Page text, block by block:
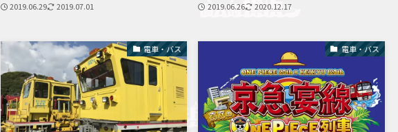
2019.06.29 2019.07.01 2019.06.26 2020.12.17
電車・バス 電車・バス